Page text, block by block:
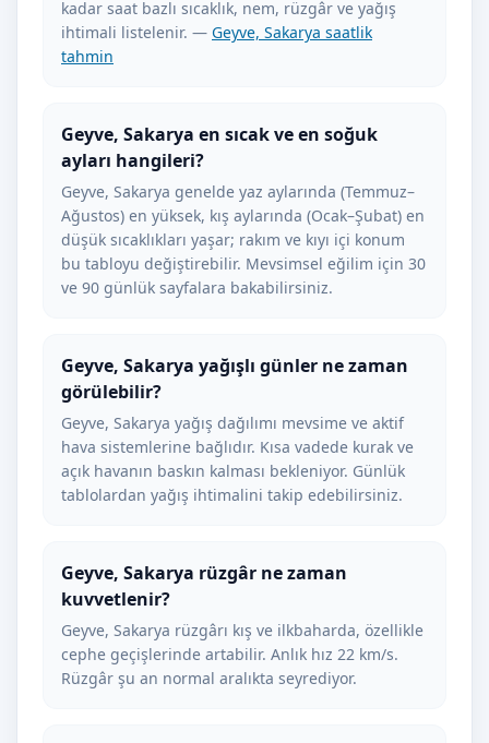
kadar saat bazlı sıcaklık, nem, rüzgâr ve yağış
ihtimali listelenir. — Geyve, Sakarya saatlik
tahmin
Geyve, Sakarya en sıcak ve en soğuk
ayları hangileri?
Geyve, Sakarya genelde yaz aylarında (Temmuz–
Ağustos) en yüksek, kış aylarında (Ocak–Şubat) en
düşük sıcaklıkları yaşar; rakım ve kıyı içi konum
bu tabloyu değiştirebilir. Mevsimsel eğilim için 30
ve 90 günlük sayfalara bakabilirsiniz.
Geyve, Sakarya yağışlı günler ne zaman
görülebilir?
Geyve, Sakarya yağış dağılımı mevsime ve aktif
hava sistemlerine bağlıdır. Kısa vadede kurak ve
açık havanın baskın kalması bekleniyor. Günlük
tablolardan yağış ihtimalini takip edebilirsiniz.
Geyve, Sakarya rüzgâr ne zaman
kuvvetlenir?
Geyve, Sakarya rüzgârı kış ve ilkbaharda, özellikle
cephe geçişlerinde artabilir. Anlık hız 22 km/s.
Rüzgâr şu an normal aralıkta seyrediyor.